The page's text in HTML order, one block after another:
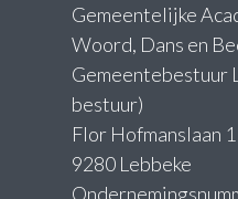
Gemeentelijke
Woord, Dans en
Gemeentebestuur
bestuur)
Flor Hofmanslaan 1
9280 Lebbeke